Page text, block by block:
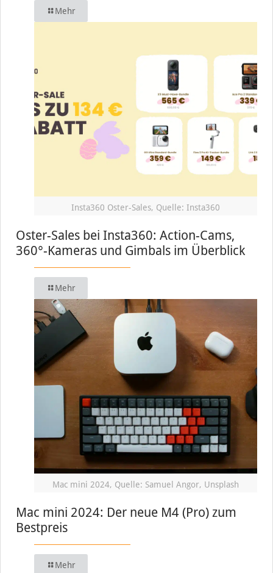
Mehr
Insta360 Oster-Sales, Quelle: Insta360
Oster-Sales bei Insta360: Action-Cams,
360°-Kameras und Gimbals im Überblick
Mehr
Mac mini 2024, Quelle: Samuel Angor, Unsplash
Mac mini 2024: Der neue M4 (Pro) zum
Bestpreis
Mehr